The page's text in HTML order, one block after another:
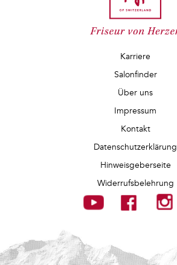
Karriere
Salonfinder
Über uns
Impressum
Kontakt
Datenschutzerklärung
Hinweisgeberseite
Widerrufsbelehrung